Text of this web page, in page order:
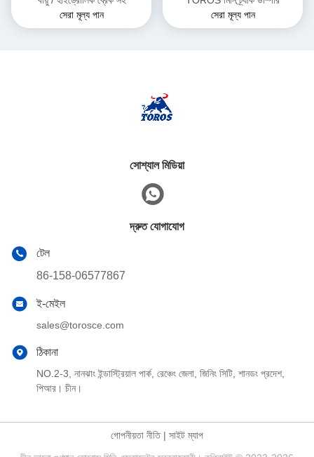
সেরা মূল্য পান
সেরা মূল্য পান
সোশ্যাল মিডিয়া
দ্রুত যোগাযোগ
টেল
86-158-06577867
ই-মেইল
sales@torosce.com
ঠিকানা
NO.2-3, নানঝাং ইন্ডাস্ট্রিয়াল পার্ক, রেঞ্চেং জেলা, জিনিং সিটি, শানডং প্রদেশ,
পিআর। চীন।
গোপনীয়তা নীতি| সাইট ম্যাপ